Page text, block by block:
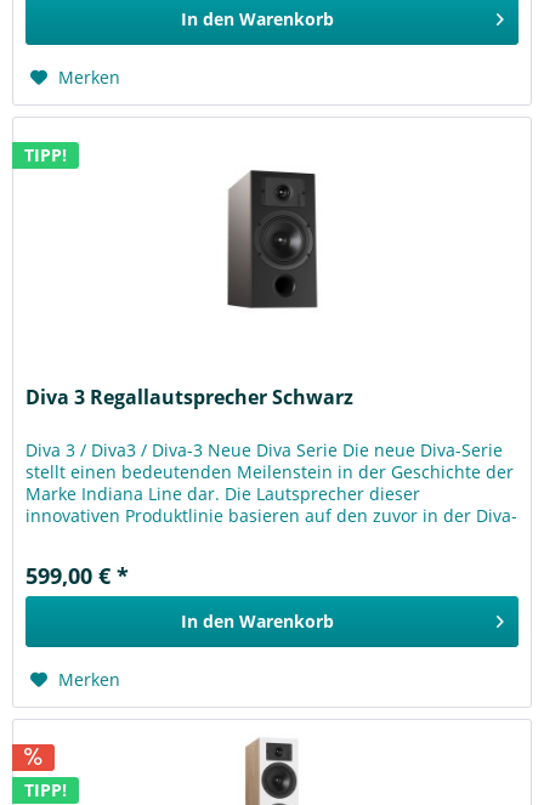
In den Warenkorb
Merken
TIPP!
Diva 3 Regallautsprecher Schwarz
Diva 3 / Diva3 / Diva-3 Neue Diva Serie Die neue Diva-Serie
stellt einen bedeutenden Meilenstein in der Geschichte der
Marke Indiana Line dar. Die Lautsprecher dieser
innovativen Produktlinie basieren auf den zuvor in der Diva-
599,00 € *
In den Warenkorb
Merken
TIPP!